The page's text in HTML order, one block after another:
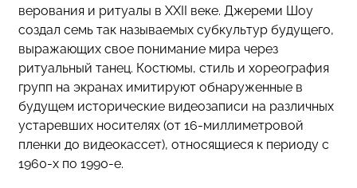
верования и ритуалы в XXII веке. Джереми Шоу
создал семь так называемых субкультур будущего,
выражающих свое понимание мира через
ритуальный танец. Костюмы, стиль и хореография
групп на экранах имитируют обнаруженные в
будущем исторические видеозаписи на различных
устаревших носителях (от 16-миллиметровой
пленки до видеокассет), относящиеся к периоду с
1960-х по 1990-е.